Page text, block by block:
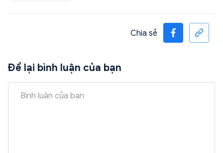
Chia sẻ
Để lại bình luận của bạn